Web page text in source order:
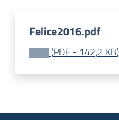
Felice2016.pdf
(PDF - 142,2 KB)